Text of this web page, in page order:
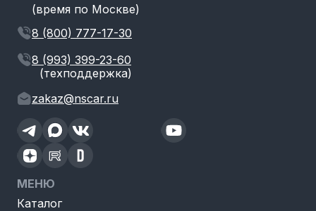
(время по Москве)
8 (800) 777-17-30
8 (993) 399-23-60
(техподдержка)
zakaz@nscar.ru
МЕНЮ
Каталог